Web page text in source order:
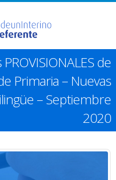
de
Primaria – Nuevas
– Septiembre
2020